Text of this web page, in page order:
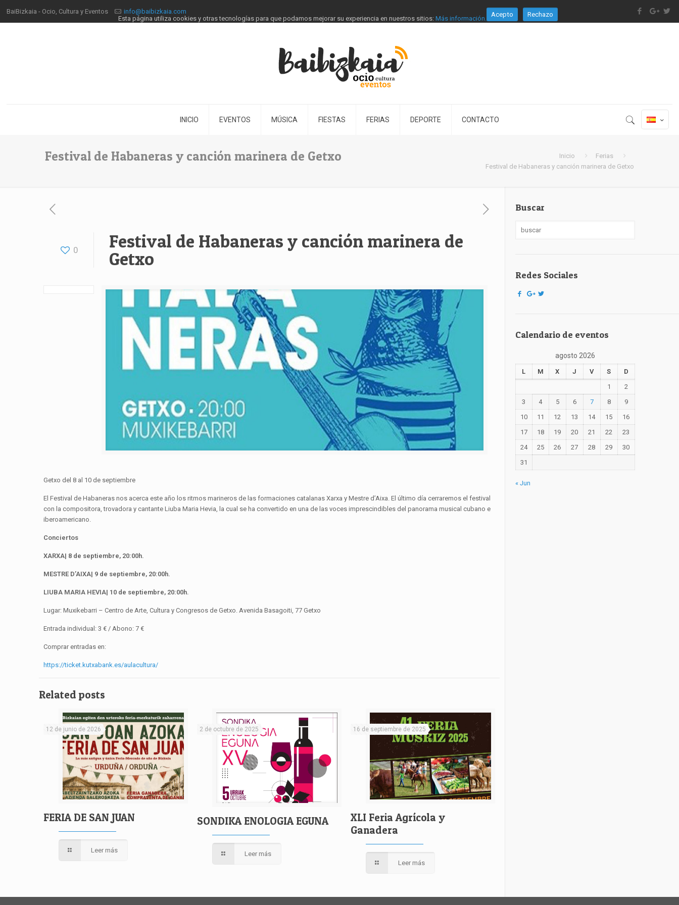
BaiBizkaia - Ocio, Cultura y Eventos info@baibizkaia.com
INICIO EVENTOS MÚSICA FIESTAS FERIAS DEPORTE CONTACTO
Festival de Habaneras y canción marinera de Getxo Inicio
Ferias
Festival de Habaneras y canción marinera de Getxo
0
Festival de Habaneras y canción marinera de
Getxo
Getxo del 8 al 10 de septiembre
El Festival de Habaneras nos acerca este año los ritmos marineros de las formaciones catalanas Xarxa y Mestre d’Aixa. El último día cerraremos el festival
con la compositora, trovadora y cantante Liuba Maria Hevia, la cual se ha convertido en una de las voces imprescindibles del panorama musical cubano e
iberoamericano.
Conciertos
XARXA| 8 de septiembre, 20:00h.
MESTRE D’AIXA| 9 de septiembre, 20:00h.
LIUBA MARIA HEVIA| 10 de septiembre, 20:00h.
Lugar: Muxikebarri – Centro de Arte, Cultura y Congresos de Getxo. Avenida Basagoiti, 77 Getxo
Entrada individual: 3 € / Abono: 7 €
Comprar entradas en:
https://ticket.kutxabank.es/aulacultura/
Related posts
12 de junio de 2026
FERIA DE SAN JUAN
Leer más
2 de octubre de 2025
SONDIKA ENOLOGIA EGUNA
Leer más
16 de septiembre de 2025
XLI Feria Agrícola y
Ganadera
Leer más
Buscar
Redes Sociales
Calendario de eventos
agosto 2026
L M X J V S
D
1
2
3
4 5 6 7 8
9
10
11 12 13 14 15
16
17
18 19 20 21 22
23
24
25 26 27 28 29
30
31
« Jun
Esta página utiliza cookies y otras tecnologías para que podamos mejorar su experiencia en nuestros sitios: Más información. Acepto Rechazo